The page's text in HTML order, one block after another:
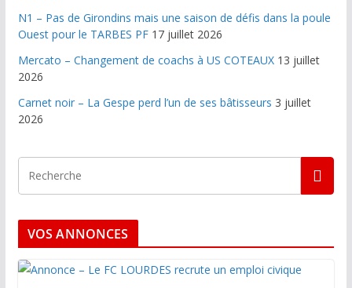
N1 – Pas de Girondins mais une saison de défis dans la poule
Ouest pour le TARBES PF 17 juillet 2026
Mercato – Changement de coachs à US COTEAUX 13 juillet
2026
Carnet noir – La Gespe perd l’un de ses bâtisseurs 3 juillet
2026
VOS ANNONCES